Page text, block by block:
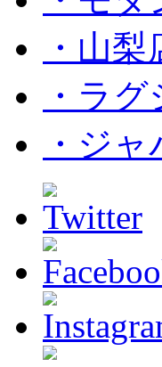
・山梨
・ラ
・ジ